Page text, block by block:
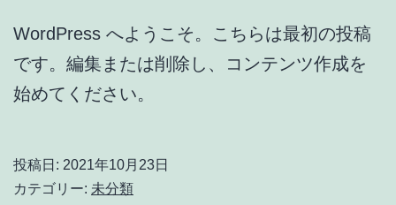
WordPress へようこそ。こちらは最初の投稿
です。編集または削除し、コンテンツ作成を
始めてください。
投稿日: 2021年10月23日
カテゴリー: 未分類